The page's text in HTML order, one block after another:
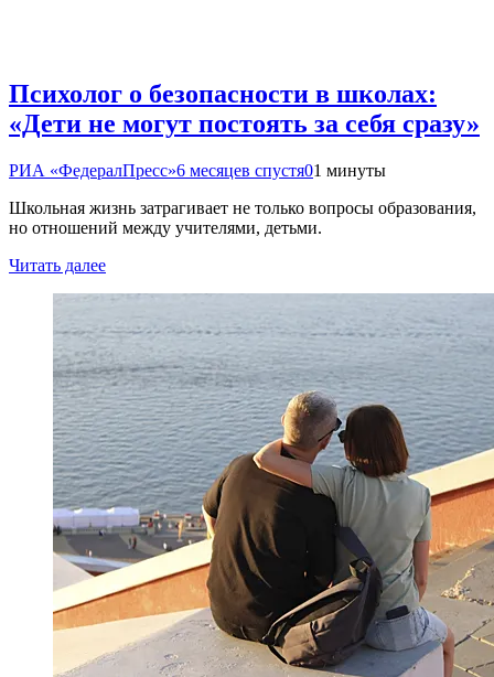
Психолог о безопасности в школах:
«Дети не могут постоять за себя сразу»
РИА «ФедералПресс»6 месяцев спустя01 минуты
Школьная жизнь затрагивает не только вопросы образования,
но отношений между учителями, детьми.
Читать далее